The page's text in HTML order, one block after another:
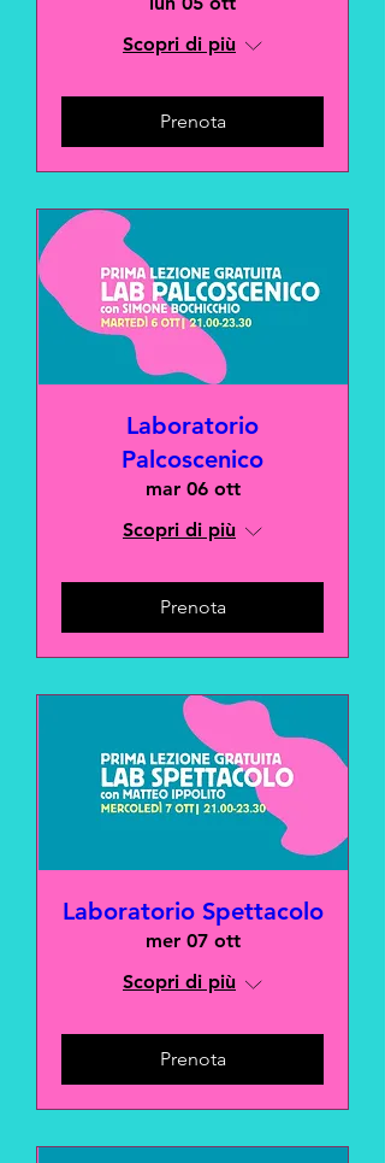
Scopri di più
Prenota
Laboratorio
Palcoscenico
mar 06 ott
Scopri di più
Prenota
Laboratorio Spettacolo
mer 07 ott
Scopri di più
Prenota